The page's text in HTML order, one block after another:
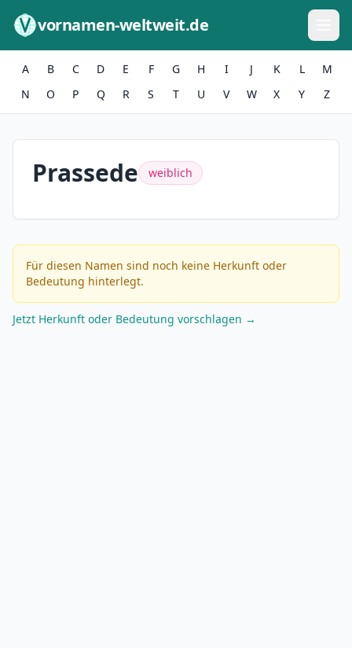
vornamen-weltweit.de
A B C D E F G H I J K L
M
N
O P Q R S T U V W X Y Z
Prassede weiblich
Für diesen Namen sind noch keine Herkunft oder
Bedeutung hinterlegt.
Jetzt Herkunft oder Bedeutung vorschlagen →